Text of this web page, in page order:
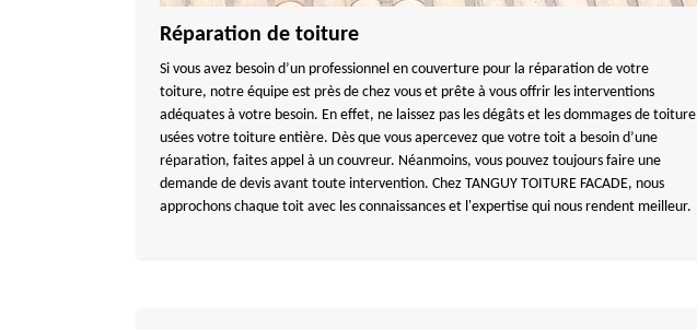
Réparation de toiture
Si vous avez besoin d’un professionnel en couverture pour la réparation de votre
toiture, notre équipe est près de chez vous et prête à vous offrir les interventions
adéquates à votre besoin. En effet, ne laissez pas les dégâts et les dommages de toiture
usées votre toiture entière. Dès que vous apercevez que votre toit a besoin d’une
réparation, faites appel à un couvreur. Néanmoins, vous pouvez toujours faire une
demande de devis avant toute intervention. Chez TANGUY TOITURE FACADE, nous
approchons chaque toit avec les connaissances et l'expertise qui nous rendent meilleur.